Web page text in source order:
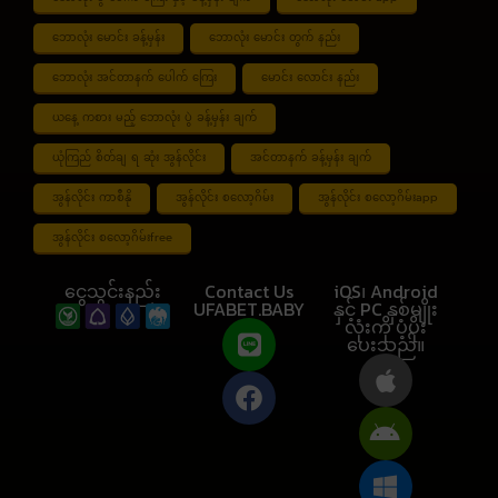
ဘောလုံး မောင်း ခန့်မှန်း ဘောလုံး မောင်း တွက် နည်း
ဘောလုံး အင်တာနက် ပေါက် ကြေး မောင်း လောင်း နည်း
ယနေ့ ကစား မည့် ဘောလုံး ပွဲ ခန့်မှန်း ချက်
ယုံကြည် စိတ်ချ ရ ဆုံး အွန်လိုင်း အင်တာနက် ခန့်မှန်း ချက်
အွန်လိုင်း ကာစီနို အွန်လိုင်း စလော့ဂိမ်း အွန်လိုင်း စလော့ဂိမ်းapp
အွန်လိုင်း စလော့ဂိမ်းfree
ငွေသွင်းနည်း Contact Us
UFABET.BABY
iOS၊ Android
နှင့် PC နှစ်မျိုး
လုံးကို ပံ့ပိုး
ပေးသည်။